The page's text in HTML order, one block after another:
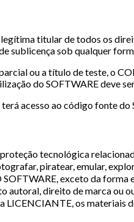
titular de todos os
sublicença sob qualquer
ou a título de teste, o
do SOFTWARE deve
terá acesso ao código fonte
tecnológica
piratear, emular,
exceto da
autoral, direito de marca ou
LICENCIANTE, os